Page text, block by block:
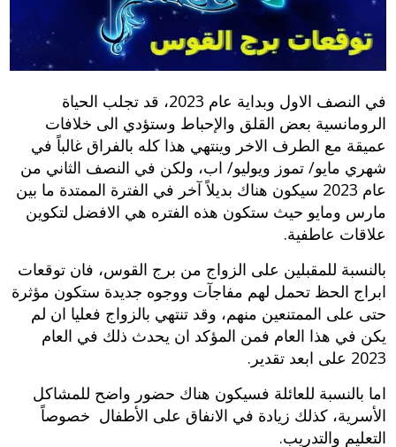
في النصف الاول وبداية عام 2023، قد تجلب الحياة
الرومانسية بعض القلق والإحباط وستؤدي الى خلافات
عميقة مع الطرف الاخر وينتهي هذا كله بالفراق غالباً في
شهري مايو/ تموز ويوليو/ اب، ولكن في النصف الثاني من
عام 2023 سيكون هناك بديلاً آخر في الفترة الممتدة ما بين
مارس ومايو حيث ستكون هذه الفتره هي الافضل لتكوين
علاقات عاطفية.
بالنسبة للمقبلين على الزواج من برج القوس، فان توقعات
ابراج الحظ تحمل لهم مفاجآت ووجوه جديدة ستكون مؤثرة
حتى على الممتنعين منهم، وقد تنتهي بالزواج فعليا ان لم
يكن في هذا العام فمن المؤكد ان يحدث ذلك في العام
2023 على ابعد تقدير.
اما بالنسبة للعائلة فسيكون هناك حضور واضح للمشاكل
الأسرية، كذلك زيادة في الانفاق على الأطفال خصوصاً
التعليم والتدريب.